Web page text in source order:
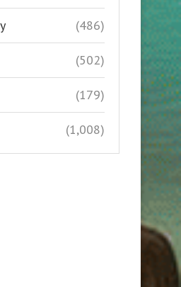
(486)
(502)
(179)
(1,008)